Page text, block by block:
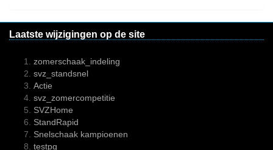
Laatste wijzigingen op de site
zomerschaak_indeling
svz_standsnel
Actie
svz_zomercompetitie
SVZHome
StandRapid
Snelschaak kampioenen
testpg